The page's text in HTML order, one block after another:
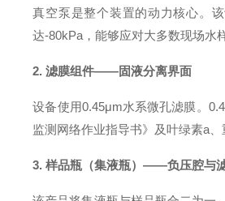
真空泵是整个装置的动力核心。
达-80kPa ，能够应对大多数现场水
2. 滤膜组件——固液分离界面
设备使用0.45μm水系微孔滤膜 。
监测网络作业指导书》及叶绿素a
3. 样品瓶（集液瓶）——负压腔与